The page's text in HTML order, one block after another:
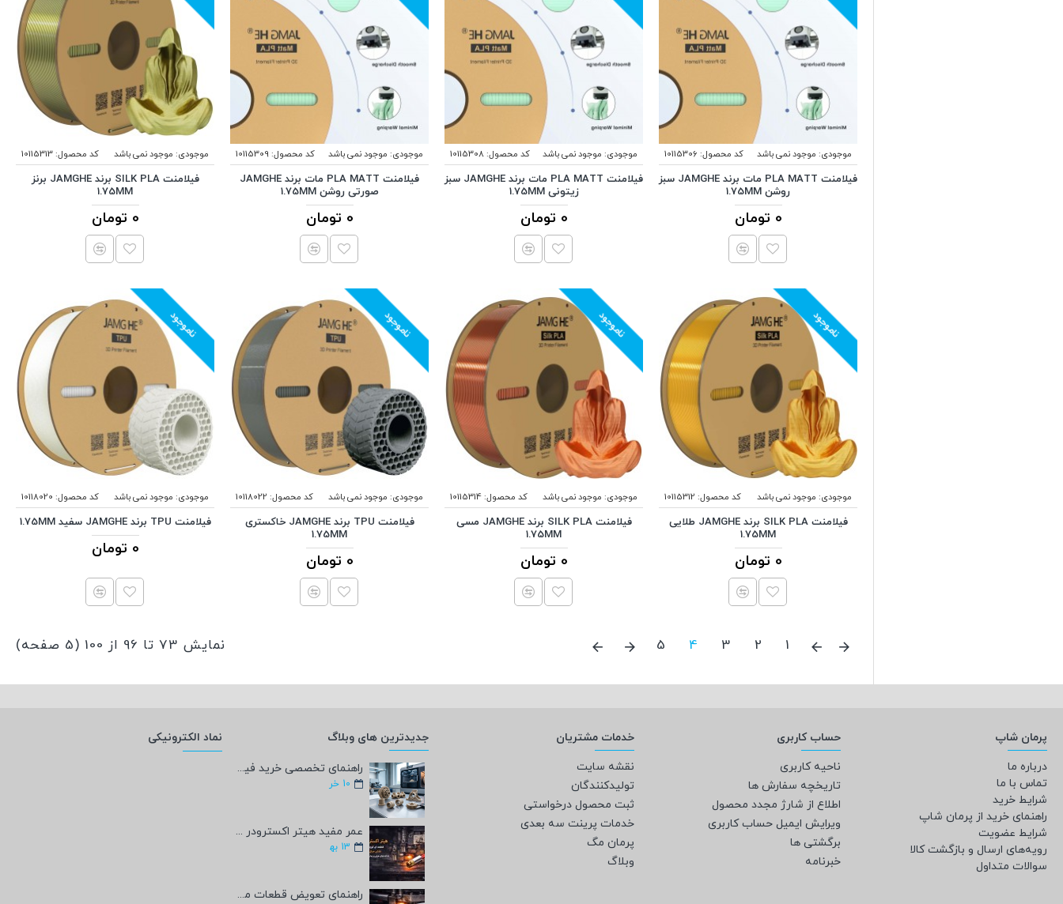
موجودی: موجود نمی باشد کد محصول: 10115306
فیلامنت PLA MATT مات برند JAMGHE سبز
روشن 1.75MM
0 تومان
موجودی: موجود نمی باشد کد محصول:10115308
فیلامنت PLA MATT مات برند JAMGHE سبز
زیتونی 1.75MM
0 تومان
موجودی: موجود نمی باشد کد محصول: 10115309
فیلامنت PLA MATT مات برند JAMGHE
صورتی روشن 1.75MM
0 تومان
موجودی: موجود نمی باشد کد محصول:10115313
فیلامنت SILK PLA برند JAMGHE برنز
1.75MM
0 تومان
ناموجود
موجودی: موجود نمی باشد کد محصول: 10115312
فیلامنت SILK PLA برند JAMGHE طلایی
1.75MM
0 تومان
ناموجود
موجودی: موجود نمی باشد کد محصول:10115314
فیلامنت SILK PLA برند JAMGHE مسی
1.75MM
0 تومان
ناموجود
موجودی: موجود نمی باشد کد محصول: 10118022
فیلامنت TPU برند JAMGHE خاکستری
1.75MM
0 تومان
ناموجود
موجودی: موجود نمی باشد کد محصول: 10118020
فیلامنت TPU برند JAMGHE سفید 1.75MM
0 تومان
1
2
3
4
5 نمایش 73 تا 96 از 100 (5 صفحه)
پرمان شاپ
درباره ما
تماس با ما
شرایط خرید
راهنمای خرید از پرمان شاپ
شرایط عضویت
رویه‌های ارسال و بازگشت کالا
سوالات متداول
حساب کاربری
ناحیه کاربری
تاریخچه سفارش ها
اطلاع از شارژ مجدد محصول
ویرایش ایمیل حساب کاربری
برگشتی ها
خبرنامه
خدمات مشتریان
نقشه سایت
تولیدکنندگان
ثبت محصول درخواستی
خدمات پرینت سه بعدی
پرمان مگ
وبلاگ
جدیدترین های وبلاگ
راهنمای تخصصی خرید فیلامنت PEEK؛ پادشاه پرینت سه‌بعدی صنعتی و پزشکی + مشخصات فنی
10 خر
عمر مفید هیتر اکسترودر پرینتر سه‌بعدی چقدر است؟
13 به‍
راهنمای تعویض قطعات مصرفی پرینتر سه‌بعدی
نماد الکترونیکی